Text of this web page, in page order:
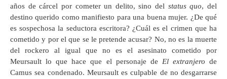
años de cárcel por cometer un delito, sino del status quo, del
destino querido como manifiesto para una buena mujer. ¿De qué
es sospechosa la seductora escritora? ¿Cuál es el crimen que ha
cometido y por el que se le pretende acusar? No, no es la muerte
del rockero al igual que no es el asesinato cometido por
Meursault lo que hace que el personaje de El extranjerode
Camus sea condenado. Meursault es culpable de no desgarrarse